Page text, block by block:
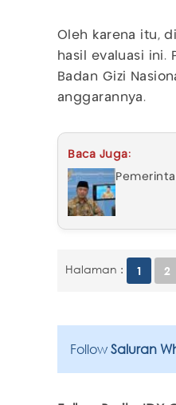
Oleh karena itu,
hasil evaluasi ini.
Badan Gizi
anggarannya.
Baca Juga:
Halaman : 1 2
Follow Saluran